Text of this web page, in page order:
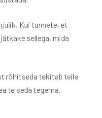
Kui tunnete, et
sellega, mida
röhitseda tekitab teile
te seda tegema.